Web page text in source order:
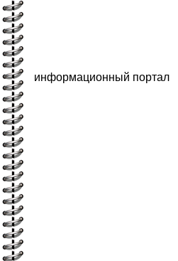
информационный портал